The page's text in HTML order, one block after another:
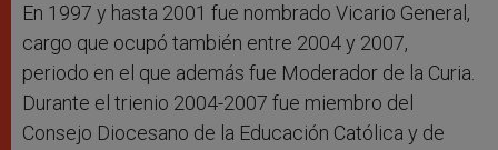
En 1997 y hasta 2001 fue nombrado Vicario General,
cargo que ocupó también entre 2004 y 2007,
periodo en el que además fue Moderador de la Curia.
Durante el trienio 2004-2007 fue miembro del
Consejo Diocesano de la Educación Católica y de